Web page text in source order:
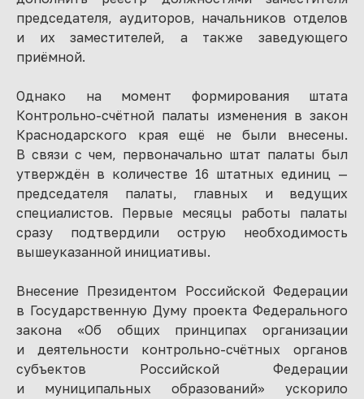
председателя, аудиторов, начальников отделов
и их заместителей, а также заведующего
приёмной.
Однако на момент формирования штата
Контрольно-счётной палаты изменения в закон
Краснодарского края ещё не были внесены.
В связи с чем, первоначально штат палаты был
утверждён в количестве 16 штатных единиц —
председателя палаты, главных и ведущих
специалистов. Первые месяцы работы палаты
сразу подтвердили острую необходимость
вышеуказанной инициативы.
Внесение Президентом Российской Федерации
в Государственную Думу проекта Федерального
закона «Об общих принципах организации
и деятельности контрольно-счётных органов
субъектов Российской Федерации
и муниципальных образований» ускорило